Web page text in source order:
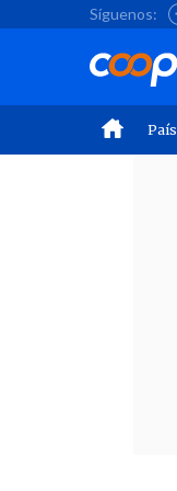
Síguenos:
País